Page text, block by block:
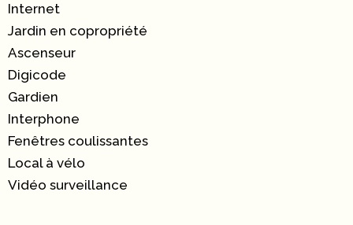
Internet
Jardin en copropriété
Ascenseur
Digicode
Gardien
Interphone
Fenêtres coulissantes
Local à vélo
Vidéo surveillance